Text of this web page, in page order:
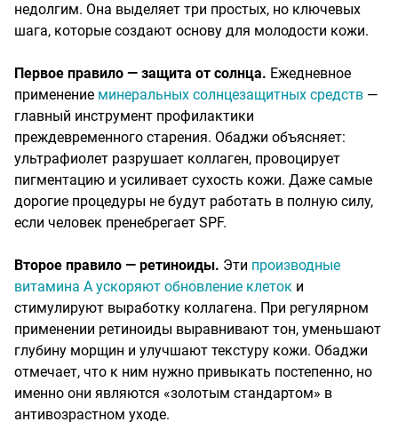
недолгим. Она выделяет три простых, но ключевых
шага, которые создают основу для молодости кожи.
Первое правило — защита от солнца. Ежедневное
применение минеральных солнцезащитных средств —
главный инструмент профилактики
преждевременного старения. Обаджи объясняет:
ультрафиолет разрушает коллаген, провоцирует
пигментацию и усиливает сухость кожи. Даже самые
дорогие процедуры не будут работать в полную силу,
если человек пренебрегает SPF.
Второе правило — ретиноиды. Эти производные
витамина А ускоряют обновление клеток и
стимулируют выработку коллагена. При регулярном
применении ретиноиды выравнивают тон, уменьшают
глубину морщин и улучшают текстуру кожи. Обаджи
отмечает, что к ним нужно привыкать постепенно, но
именно они являются «золотым стандартом» в
антивозрастном уходе.